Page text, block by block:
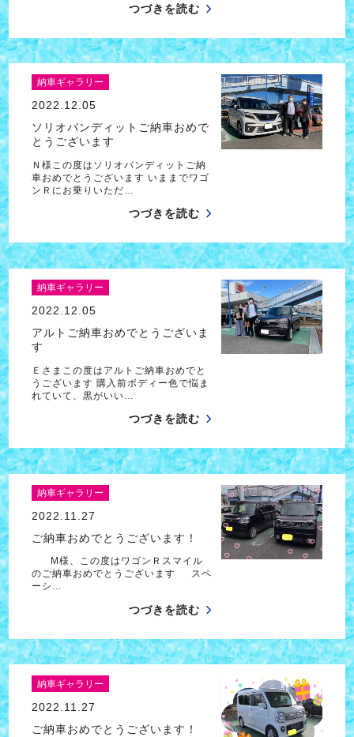
つづきを読む
納車ギャラリー
2022.12.05
ソリオバンディットご納車おめで
とうございます
Ｎ様この度はソリオバンディットご納
車おめでとうございます いままでワゴ
ンＲにお乗りいただ…
つづきを読む
納車ギャラリー
2022.12.05
アルトご納車おめでとうございま
す
Ｅさまこの度はアルトご納車おめでと
うございます 購入前ボディー色で悩ま
れていて、黒がいい…
つづきを読む
納車ギャラリー
2022.11.27
ご納車おめでとうございます！
M様、この度はワゴンＲスマイル
のご納車おめでとうございます スペ
ーシ…
つづきを読む
納車ギャラリー
2022.11.27
ご納車おめでとうございます！